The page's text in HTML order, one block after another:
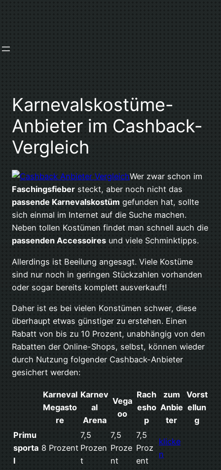
Karnevalskostüme-
Anbieter im Cashback-
Vergleich
Wer zwar schon im
Faschingsfieber steckt, aber noch nicht das
passende Karnevalskostüm gefunden hat, sollte
sich einmal im Internet auf die Suche machen.
Neben tollen Kostümen findet man schnell auch die
passenden Accessoires und viele Schminktipps.
Allerdings ist Beeilung angesagt. Viele Kostüme
sind nur noch in geringen Stückzahlen vorhanden
oder sogar bereits komplett ausverkauft!
Daher ist es bei vielen Konstümen schwer, diese
überhaupt etwas günstiger zu erstehen. Einen
Rabatt von bis zu 10 Prozent, unabhängig von den
Rabatten der Online-Shops, selbst, können wieder
durch Nutzung folgender Cashback-Anbieter
gesichert werden:
Karneval
Megasto
re
Karnev
al
Arena
Vega
oo
Rach
esho
p
zum
Anbie
ter
Vorst
ellun
g
Primu
sporta
l
8 Prozent
7,5
Prozen
t
7,5
Proze
nt
7,5
Proz
ent
klicke
n